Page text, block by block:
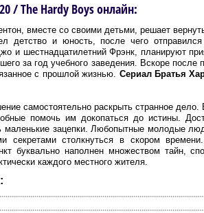
/ The Hardy Boys онлайн:
вместе со своими детьми, решает
детство и юность, после чего
и шестнадцатилетний Фрэнк, планируют
за год учебного заведения. Вскоре
с прошлой жизнью. Сериал Братья
самостоятельно раскрыть странное дело.
помочь им докопаться до истины.
маленькие зацепки. Любопытные молодые
секретами столкнуться в скором
буквально наполнен множеством тайн,
каждого местного жителя.